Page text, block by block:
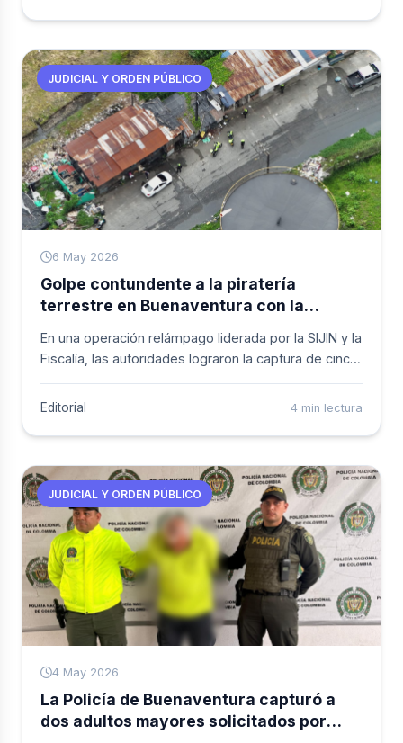
Francisco Pizarro, en el departamento de Nariño.
JUDICIAL Y ORDEN PÚBLICO
6 May 2026
Golpe contundente a la piratería
terrestre en Buenaventura con la
presuntamente pertenecen a Los
Espartanos
En una operación relámpago liderada por la SIJIN y la
Fiscalía, las autoridades lograron la captura de cinco
Los Espartanos, que se dedicaban al saqueo de
nueve allanamientos en las comunas 1 y 2, se
concentraron en los barrios, Obrero y Lleras,
elevando a 47 el total de detenciones contra esta
estructura que vulneraba la seguridad del principal
puerto sobre el Pacífico colombiano.
Editorial 4 min lectura
JUDICIAL Y ORDEN PÚBLICO
4 May 2026
La Policía de Buenaventura capturó a
dos adultos mayores solicitados por